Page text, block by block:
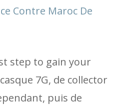
Contre Maroc De
step to gain your
7G, de collector
puis de